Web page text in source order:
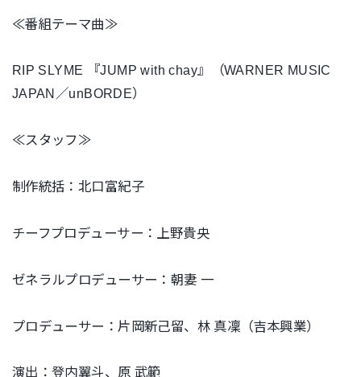
≪番組テーマ曲≫
RIP SLYME 『JUMP with chay』（WARNER MUSIC
JAPAN／unBORDE）
≪スタッフ≫
制作統括：北口富紀子
チーフプロデューサー：上野貴央
ゼネラルプロデューサー：朝妻 一
プロデューサー：片岡新己留、林 真凜（吉本興業）
演出：登内翼斗、原 武範